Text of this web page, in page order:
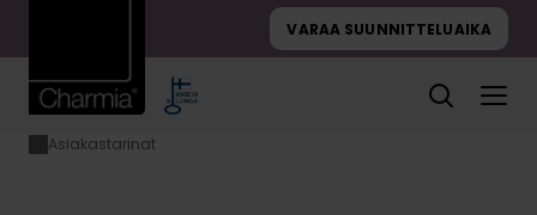
VARAA SUUNNITTELUAIKA
Etusivu
Asiakastarinat
Unelmien